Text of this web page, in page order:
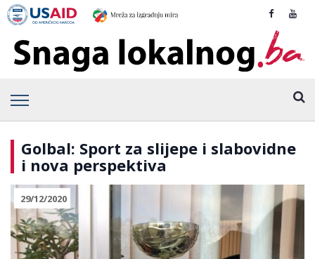
Golbal: Sport za slijepe i slabovidne
i nova perspektiva
29/12/2020